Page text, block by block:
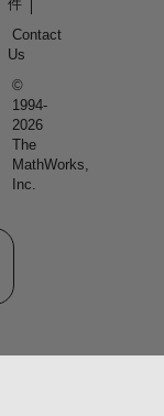
件
Contact
Us
©
1994-
2026
The
MathWorks,
Inc.
サイトの選択